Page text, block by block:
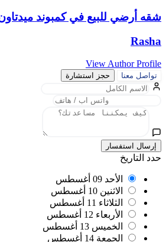
شقه أرضي للبيع في كمبوند ميدتاون
Rasha
View Author Profile
تواصل معنا حجز استشارة
إرسال استفسار
حدد التاريخ
الأحد 09 أغسطس
الاثنين 10 أغسطس
الثلاثاء 11 أغسطس
الأربعاء 12 أغسطس
الخميس 13 أغسطس
الجمعة 14 أغسطس